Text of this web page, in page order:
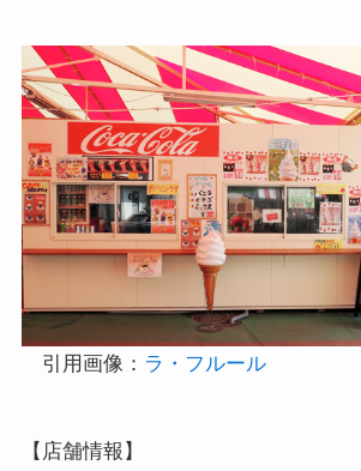
引用画像： ラ・フルール
【店舗情報】